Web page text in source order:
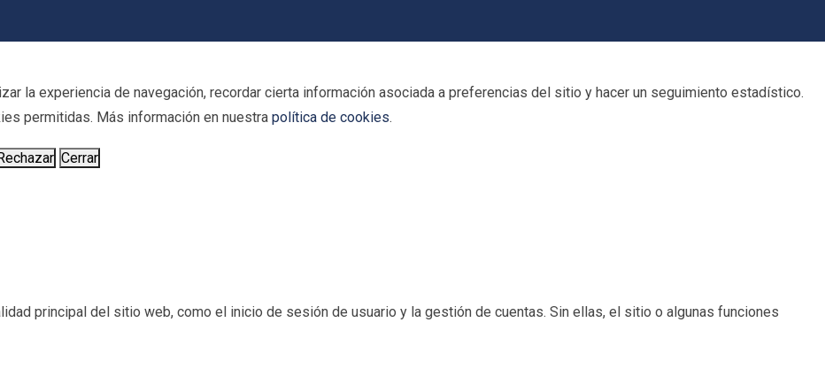
la experiencia de navegación, recordar cierta información asociada a preferencias del sitio y hacer un seguimiento estadístico.
permitidas. Más información en nuestra política de cookies.
Cerrar
principal del sitio web, como el inicio de sesión de usuario y la gestión de cuentas. Sin ellas, el sitio o algunas funciones